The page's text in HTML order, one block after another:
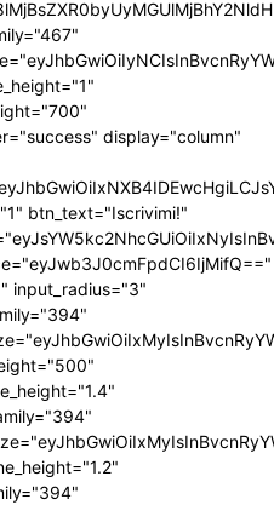
display="column"
btn_text="Iscrivimi!"
input_radius="3"